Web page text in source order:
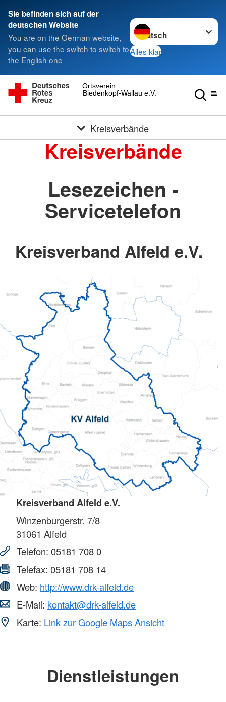
Sie befinden sich auf der
deutschen Website
You are on the German website,
you can use the switch to switch to
the English one
Sprache wechseln zu
Alles klar
Biedenkopf-Wallau e.V.
Ortsverein
Kreisverbände
Kreisverbände
Lesezeichen -
Servicetelefon
Kreisverband Alfeld e.V.
Kreisverband Alfeld e.V.
Winzenburgerstr. 7/8
31061 Alfeld
Telefon: 05181 708 0
Telefax: 05181 708 14
Web: http://www.drk-alfeld.de
E-Mail: kontakt@drk-alfeld.de
Karte: Link zur Google Maps Ansicht
Dienstleistungen